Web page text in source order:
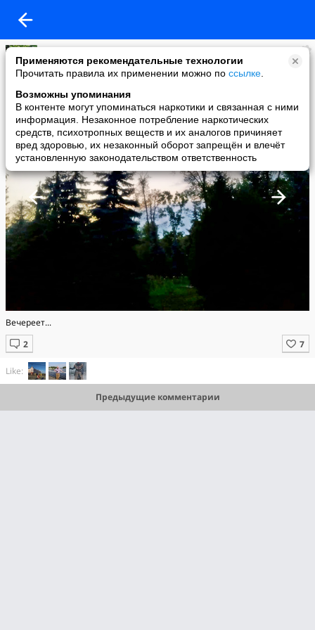
Применяются рекомендательные технологии
Прочитать правила их применении можно по ссылке
Возможны упоминания
В контенте могут упоминаться наркотики и связанная с ними
информация. Незаконное потребление наркотических
средств, психотропных веществ и их аналогов причиняет
вред здоровью, их незаконный оборот запрещён и влечёт
установленную законодательством ответственность
Елена Матяс
added a photo
27 Nov в 15:13
Вечереет...
Like:
Предыдущие комментарии